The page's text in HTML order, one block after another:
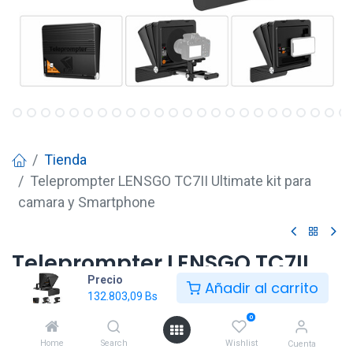
Precio
132.803,09 Bs Añadir al carrito
Home Search
0
Wishlist Cuenta
Tienda
Teleprompter LENSGO TC7II Ultimate kit para
camara y Smartphone
Teleprompter LENSGO TC7II
Ultimate kit para camara y
Smartphone